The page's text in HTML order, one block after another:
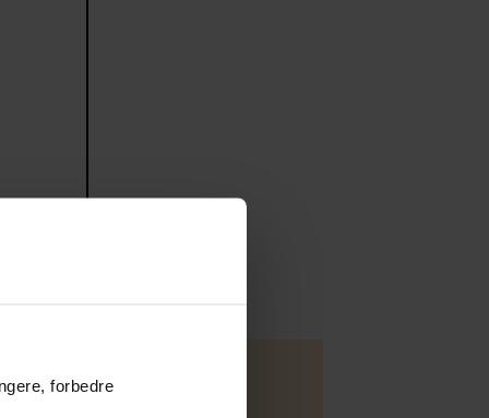
forbedre
stor fleksibilitet og plads til at samle familie og